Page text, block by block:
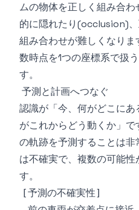
ムの物体を正しく組み合
的に隠れたり(occlusion)、
組み合わせが難しくなりま
数時点を1つの座標系で扱
す。
予測と計画へつなぐ
認識が「今、何がどこに
がこれからどう動くか」
の軌跡を予測することは
は不確実で、複数の可能
す。